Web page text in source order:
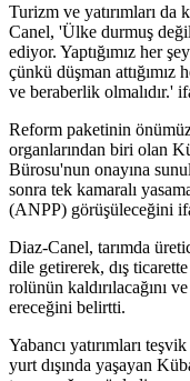
Turizm ve yatırımları
Canel, 'Ülke durmuş
ediyor. Yaptığımız her
çünkü düşman attığımız
ve beraberlik olmalıdır.'
Reform paketinin
organlarından biri olan
Bürosu'nun onayına
sonra tek kamaralı
(ANPP) görüşüleceğini
Diaz-Canel, tarımda
dile getirerek, dış
rolünün kaldırılacağını
ereceğini belirtti.
Yabancı yatırımları
yurt dışında yaşayan